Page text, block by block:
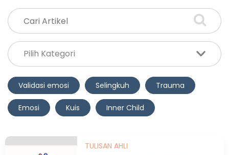
Validasi emosi Selingkuh Trauma
Emosi Kuis Inner Child
TULISAN AHLI